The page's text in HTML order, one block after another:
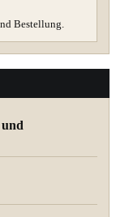
Bestellung.